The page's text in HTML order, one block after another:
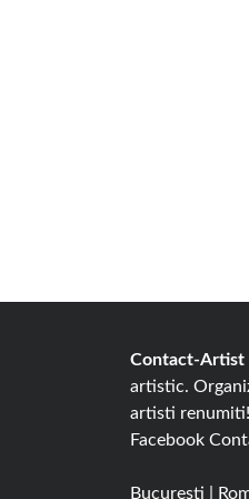
Contact-Artist
artistic.
artisti renumiti!
Facebook
Bucuresti